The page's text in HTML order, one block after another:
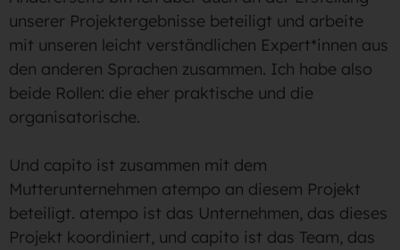
unserer Projektergebnisse beteiligt und arbeite
mit unseren leicht verständlichen Expert*innen aus
den anderen Sprachen zusammen. Ich habe also
beide Rollen: die eher praktische und die
organisatorische.
Und capito ist zusammen mit dem
Mutterunternehmen atempo an diesem Projekt
beteiligt. atempo ist das Unternehmen, das dieses
Projekt koordiniert, und capito ist das Team, das